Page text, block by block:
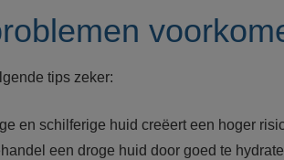
tips zeker:
en schilferige huid creëert een hoger
een droge huid door goed te